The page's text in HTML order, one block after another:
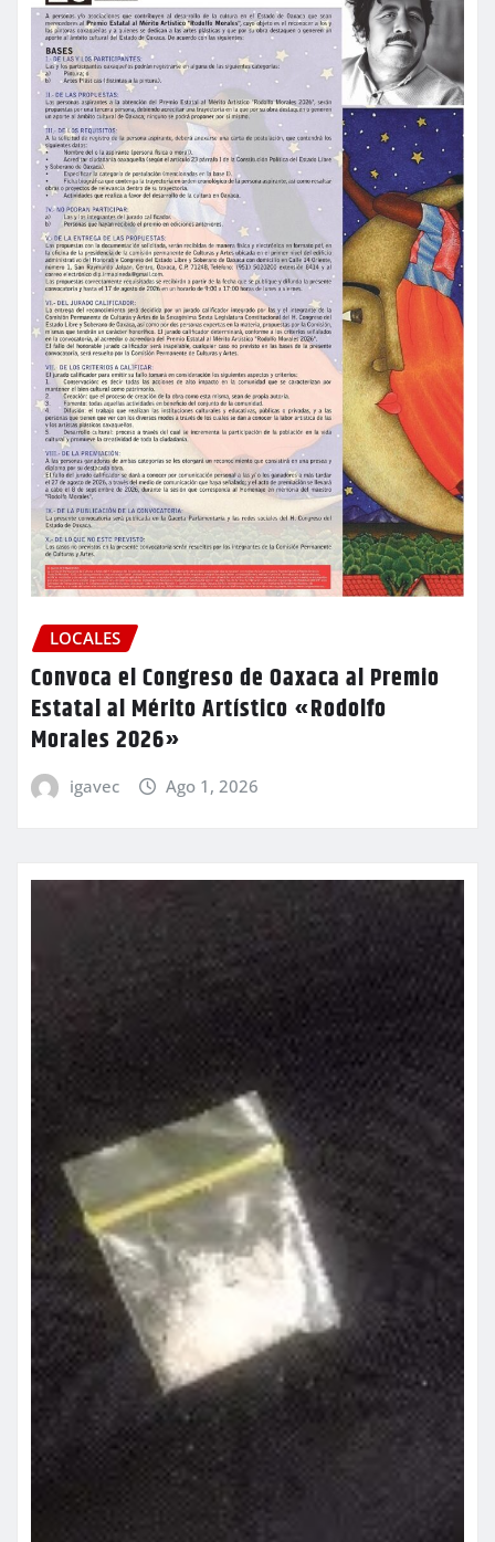
LOCALES
Convoca el Congreso de Oaxaca al Premio
Estatal al Mérito Artístico «Rodolfo
Morales 2026»
igavec Ago 1, 2026